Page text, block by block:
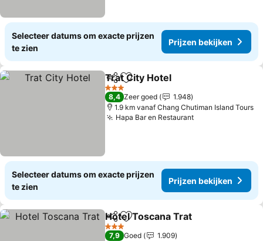
Selecteer datums om exacte prijzen
te zien
Prijzen bekijken
DelenToevoegen aan favorieten
Trat City Hotel
3 Sterren
8,4 Zeer goed
1.948
1.9 km vanaf Chang Chutiman Island Tours
Hapa Bar en RestaurantPrijzen bekijken
Selecteer datums om exacte prijzen
te zien
Prijzen bekijken
DelenToevoegen aan favorieten
Hotel Toscana Trat
3 Sterren
7,9 Goed
1.909